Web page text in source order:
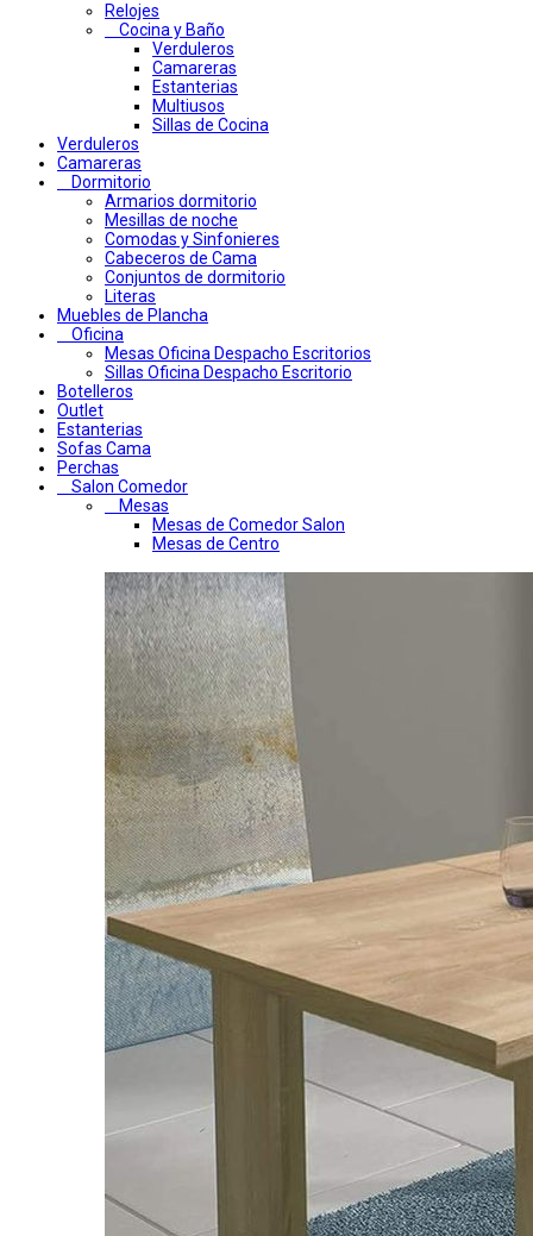
Relojes
Cocina y Baño
Verduleros
Camareras
Estanterias
Multiusos
Sillas de Cocina
Verduleros
Camareras
Dormitorio
Armarios dormitorio
Mesillas de noche
Comodas y Sinfonieres
Cabeceros de Cama
Conjuntos de dormitorio
Literas
Muebles de Plancha
Oficina
Mesas Oficina Despacho Escritorios
Sillas Oficina Despacho Escritorio
Botelleros
Outlet
Estanterias
Sofas Cama
Perchas
Salon Comedor
Mesas
Mesas de Comedor Salon
Mesas de Centro